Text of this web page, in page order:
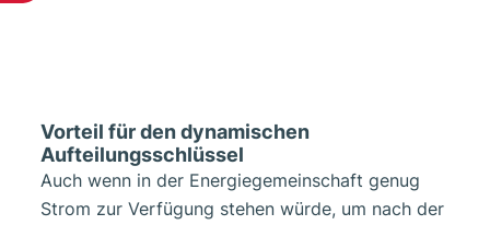
Vorteil für den dynamischen
Aufteilungsschlüssel
Auch wenn in der Energiegemeinschaft genug
Strom zur Verfügung stehen würde, um nach der